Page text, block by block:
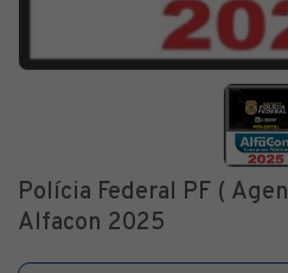
Polícia Federal PF (
Alfacon 2025